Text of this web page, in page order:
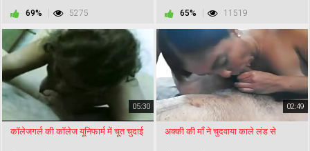
69% 5275 65% 11519
05:30
कॉलेजगर्ल की कॉलेज यूनिफार्म में चूत चुदाई
02:49
अक्की की माँ ने चुदवाया काले लंड से